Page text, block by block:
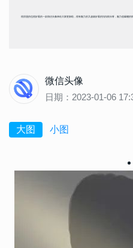
很浪漫的也很好看的一款情侣头像来给大家更新啦，很有魅力的又超级好看的扣扣情头呀，魅力值爆棚的情
微信头像
日期：2023-01-06
大图 小图